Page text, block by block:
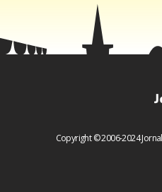
Copyright © 2006-2024